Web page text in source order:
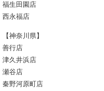
福生田園店
西永福店
【神奈川県】
善行店
津久井浜店
瀬谷店
秦野河原町店